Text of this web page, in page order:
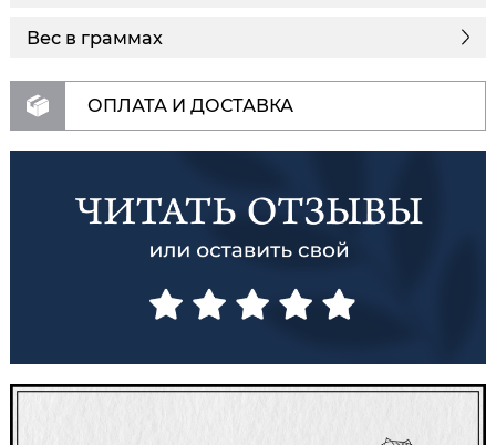
Вес в граммах
ОПЛАТА И ДОСТАВКА